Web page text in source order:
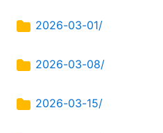
2026-03-01/
2026-03-08/
2026-03-15/